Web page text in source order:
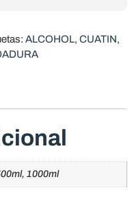
ALCOHOL, CUATIN,
1000ml